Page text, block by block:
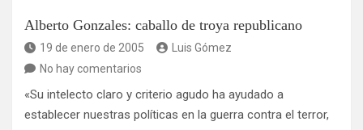
Alberto Gonzales: caballo de troya republicano
19 de enero de 2005
Luis Gómez
No hay comentarios
«Su intelecto claro y criterio agudo ha ayudado a
establecer nuestras políticas en la guerra contra el terror,